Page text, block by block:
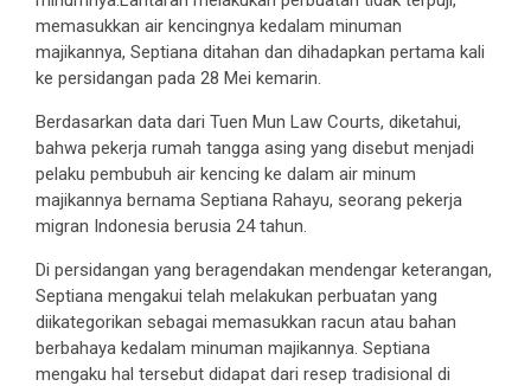
memasukkan air kencingnya kedalam minuman
majikannya, Septiana ditahan dan dihadapkan pertama kali
ke persidangan pada 28 Mei kemarin.
Berdasarkan data dari Tuen Mun Law Courts, diketahui,
bahwa pekerja rumah tangga asing yang disebut menjadi
pelaku pembubuh air kencing ke dalam air minum
majikannya bernama Septiana Rahayu, seorang pekerja
migran Indonesia berusia 24 tahun.
Di persidangan yang beragendakan mendengar keterangan,
Septiana mengakui telah melakukan perbuatan yang
diikategorikan sebagai memasukkan racun atau bahan
berbahaya kedalam minuman majikannya. Septiana
mengaku hal tersebut didapat dari resep tradisional di